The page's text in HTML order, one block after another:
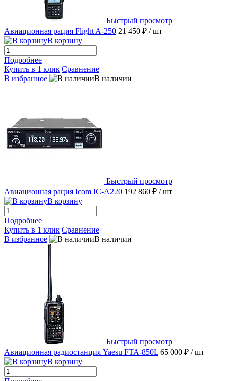
Быстрый просмотр
Авиационная рация Flight A-250 21 450 ₽ / шт
В корзину
Подробнее
Купить в 1 клик Сравнение
В избранное
В наличии
Быстрый просмотр
Авиационная рация Icom IC-A220 192 860 ₽ / шт
В корзину
Подробнее
Купить в 1 клик Сравнение
В избранное
В наличии
Быстрый просмотр
Авиационная радиостанция Yaesu FTA-850L 65 000 ₽ / шт
В корзину